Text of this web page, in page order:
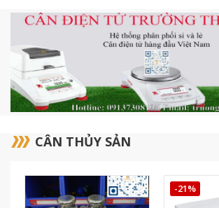
CÂN THỦY SẢN
-21% -4%